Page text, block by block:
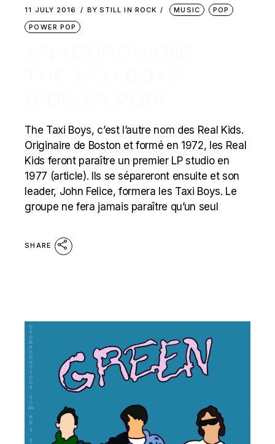
11 JULY 2016 BY STILL IN ROCK MUSIC
POP
POWER POP
The Taxi Boys, c’est l’autre nom des Real Kids.
Originaire de Boston et formé en 1972, les Real
Kids feront paraître un premier LP studio en
1977 (article). Ils se sépareront ensuite et son
leader, John Felice, formera les Taxi Boys. Le
groupe ne fera jamais paraître qu’un seul
SHARE